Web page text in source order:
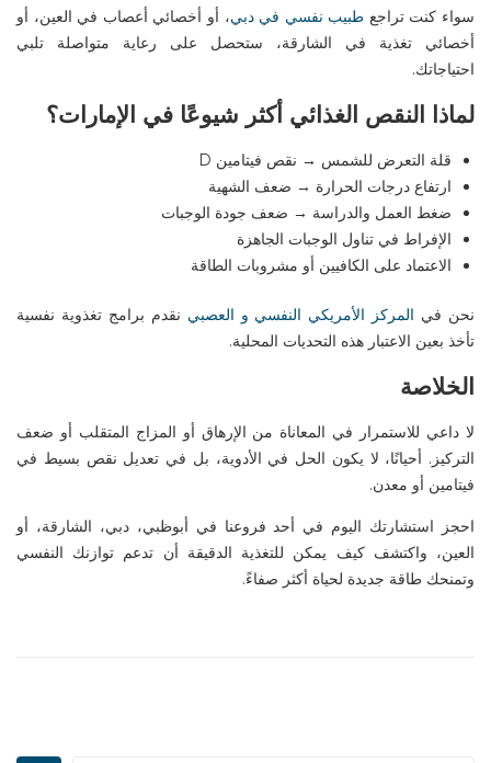
سواء كنت تراجع طبيب نفسي في دبي، أو أخصائي أعصاب في العين، أو
أخصائي تغذية في الشارقة، ستحصل على رعاية متواصلة تلبي
احتياجاتك.
لماذا النقص الغذائي أكثر شيوعًا في الإمارات؟
قلة التعرض للشمس → نقص فيتامين
ارتفاع درجات الحرارة → ضعف الشهية
ضغط العمل والدراسة → ضعف جودة الوجبات
الإفراط في تناول الوجبات الجاهزة
الاعتماد على الكافيين أو مشروبات الطاقة
نحن في المركز الأمريكي النفسي و العصبي نقدم برامج تغذوية نفسية
تأخذ بعين الاعتبار هذه التحديات المحلية.
الخلاصة
لا داعي للاستمرار في المعاناة من الإرهاق أو المزاج المتقلب أو ضعف
التركيز. أحيانًا، لا يكون الحل في الأدوية، بل في تعديل نقص بسيط في
فيتامين أو معدن.
احجز استشارتك اليوم في أحد فروعنا في أبوظبي، دبي، الشارقة، أو
العين، واكتشف كيف يمكن للتغذية الدقيقة أن تدعم توازنك النفسي
وتمنحك طاقة جديدة لحياة أكثر صفاءً.